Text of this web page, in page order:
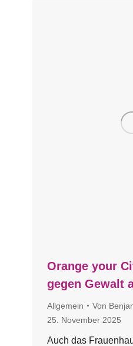
Orange your
gegen Gewalt
Allgemein Von
25. November 2025
Auch das